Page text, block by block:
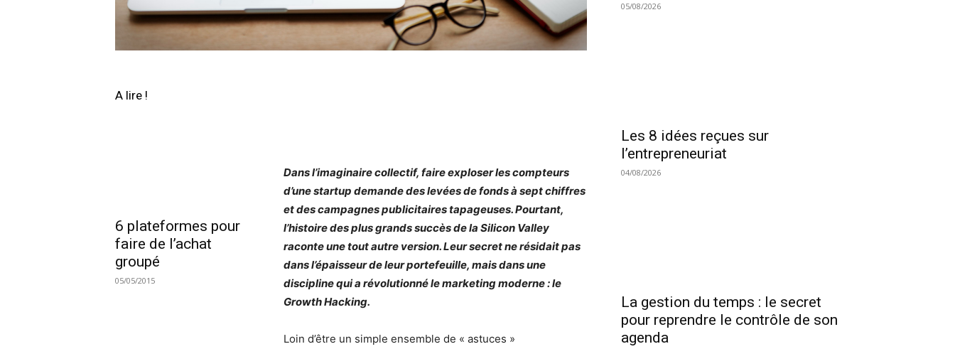
A lire !
6 plateformes pour
faire de l’achat
groupé
05/05/2015
Dans l’imaginaire collectif, faire exploser les compteurs
d’une startup demande des levées de fonds à sept chiffres
et des campagnes publicitaires tapageuses. Pourtant,
l’histoire des plus grands succès de la Silicon Valley
raconte une tout autre version. Leur secret ne résidait pas
dans l’épaisseur de leur portefeuille, mais dans une
discipline qui a révolutionné le marketing moderne : le
Growth Hacking.
Loin d’être un simple ensemble de « astuces »
05/08/2026
Les 8 idées reçues sur
l’entrepreneuriat
04/08/2026
La gestion du temps : le secret
pour reprendre le contrôle de son
agenda